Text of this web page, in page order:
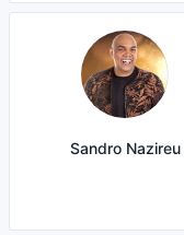
Sandro Nazireu